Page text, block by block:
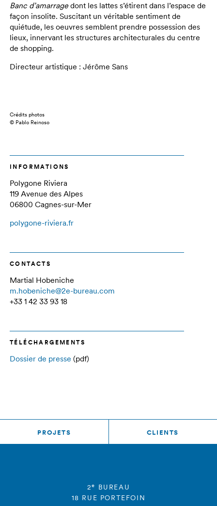
Banc d’amarrage dont les lattes s’étirent dans l’espace de
façon insolite. Suscitant un véritable sentiment de
quiétude, les oeuvres semblent prendre possession des
lieux, innervant les structures architecturales du centre
de shopping.
Directeur artistique : Jérôme Sans
Crédits photos
© Pablo Reinoso
INFORMATIONS
Polygone Riviera
119 Avenue des Alpes
06800 Cagnes-sur-Mer
polygone-riviera.fr
CONTACTS
Martial Hobeniche
m.hobeniche@2e-bureau.com
+33 1 42 33 93 18
TÉLÉCHARGEMENTS
Dossier de presse (pdf)
PROJETS CLIENTS
2e
BUREAU
18 RUE PORTEFOIN